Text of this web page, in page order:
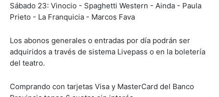
Sábado 23: Vinocio - Spaghetti Western - Ainda - Paula
Prieto - La Franquicia - Marcos Fava
Los abonos generales o entradas por día podrán ser
adquiridos a través de sistema Livepass o en la boletería
del teatro.
Comprando con tarjetas Visa y MasterCard del Banco